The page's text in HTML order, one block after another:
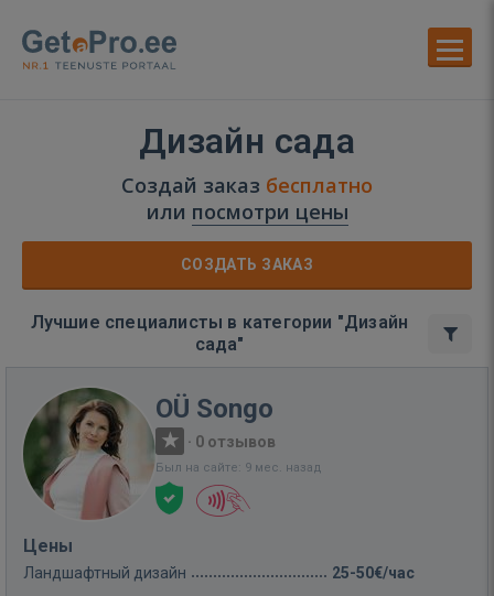
Дизайн сада
Создай заказ бесплатно
или посмотри цены
СОЗДАТЬ ЗАКАЗ
Лучшие специалисты в категории "Дизайн
сада"
OÜ Songo
· 0 отзывов
Был на сайте: 9 мес. назад
Цены
Ландшафтный дизайн 25-50€/час